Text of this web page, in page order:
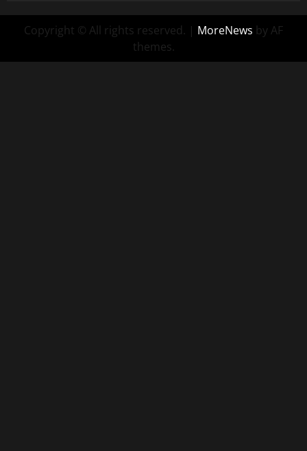
Copyright © All rights reserved. | MoreNews by AF
themes.